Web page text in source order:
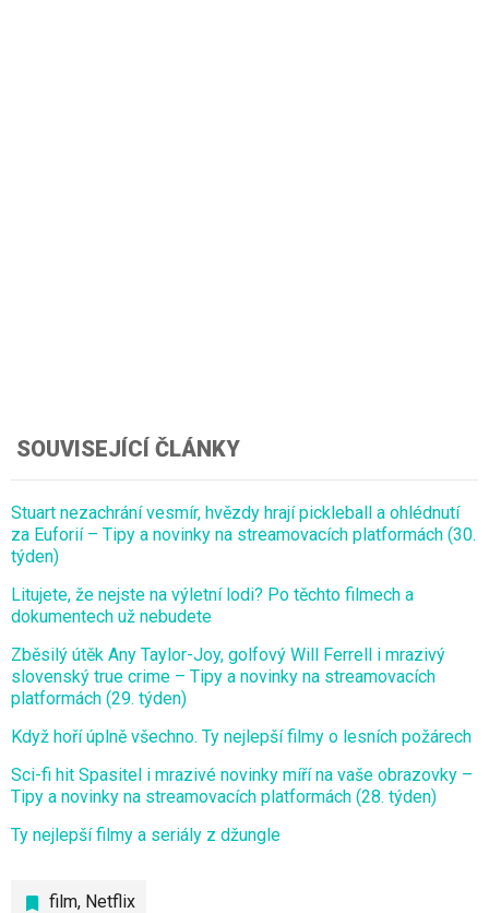
film, Netflix
SOUVISEJÍCÍ ČLÁNKY
Stuart nezachrání vesmír, hvězdy hrají pickleball a ohlédnutí
za Euforií – Tipy a novinky na streamovacích platformách (30.
týden)
Litujete, že nejste na výletní lodi? Po těchto filmech a
dokumentech už nebudete
Zběsilý útěk Any Taylor-Joy, golfový Will Ferrell i mrazivý
slovenský true crime – Tipy a novinky na streamovacích
platformách (29. týden)
Když hoří úplně všechno. Ty nejlepší filmy o lesních požárech
Sci-fi hit Spasitel i mrazivé novinky míří na vaše obrazovky –
Tipy a novinky na streamovacích platformách (28. týden)
Ty nejlepší filmy a seriály z džungle